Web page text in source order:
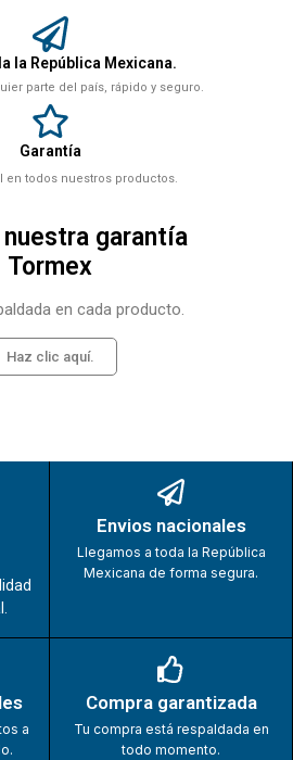
la República Mexicana.
parte del país, rápido y seguro.
Garantía
en todos nuestros productos.
garantía
Tormex
en cada producto.
Haz clic aquí.
Envios nacionales
Llegamos a toda la República
Mexicana de forma segura.
a
Compra garantizada
Tu compra está respaldada en
todo momento.